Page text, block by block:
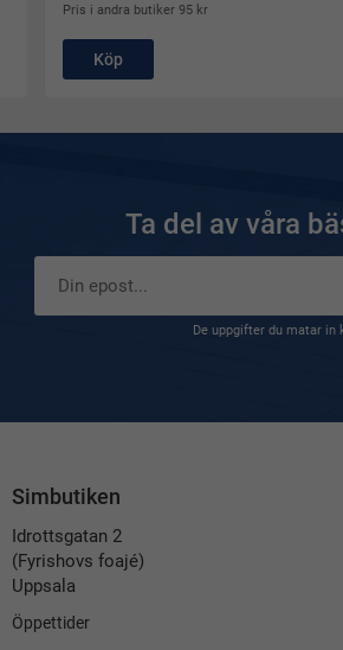
Pris i andra butiker 95 kr
Köp
Ta del av våra
De uppgifter du matar in
Simbutiken
Idrottsgatan 2
(Fyrishovs foajé)
Uppsala
Öppettider